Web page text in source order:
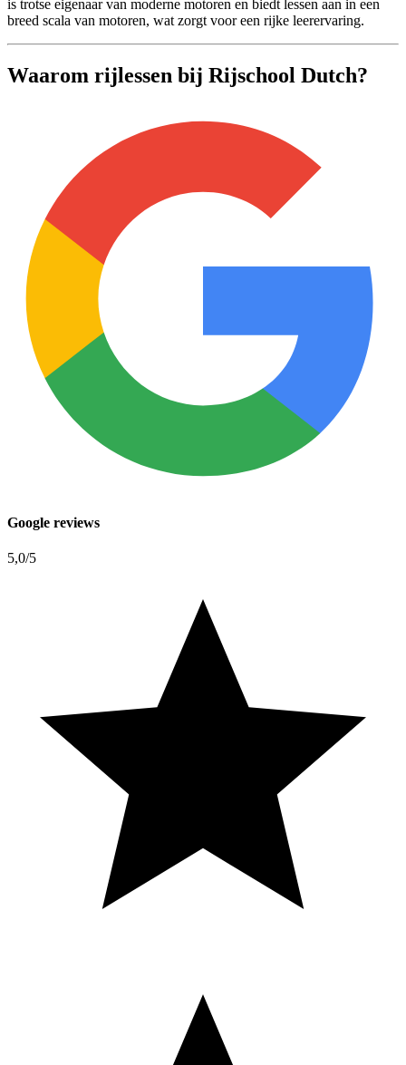
is trotse eigenaar van moderne motoren en biedt lessen aan in een
breed scala van motoren, wat zorgt voor een rijke leerervaring.
Waarom rijlessen bij Rijschool Dutch?
Google reviews
5,0/5